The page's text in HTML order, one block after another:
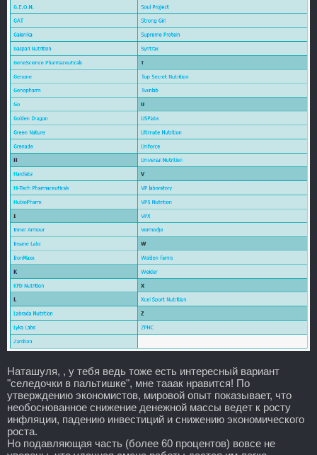
Наташуля, , у тебя ведь тоже есть интересный вариант
"селедочки в пальтишке", мне тааак нравится! По
утверждению экономистов, мировой опыт показывает, что
необоснованное снижение денежной массы ведет к росту
инфляции, падению инвестиций и снижению экономического
роста.
Но подавляющая часть (более 60 процентов) вовсе не